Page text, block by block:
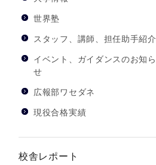
世界塾
スタッフ、講師、担任助手紹介
イベント、ガイダンスのお知ら
せ
広報部ワセダネ
現役合格実績
校舎レポート